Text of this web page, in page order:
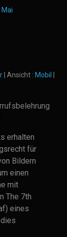
| Ansicht : Mobil
erhalten
für
Bildern
einen
mit
The 7th
eines